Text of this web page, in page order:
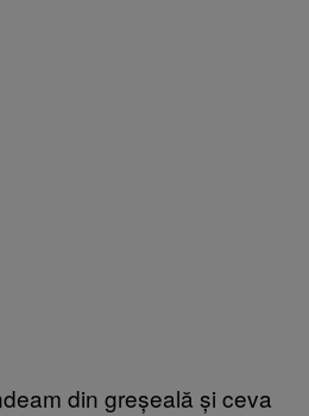
din greșeală și ceva